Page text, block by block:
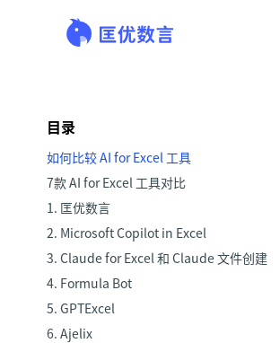
目录
如何比较 AI for Excel 工具
7款 AI for Excel 工具对比
1. 匡优数言
2. Microsoft Copilot in Excel
3. Claude for Excel 和 Claude 文件创建
4. Formula Bot
5. GPTExcel
6. Ajelix